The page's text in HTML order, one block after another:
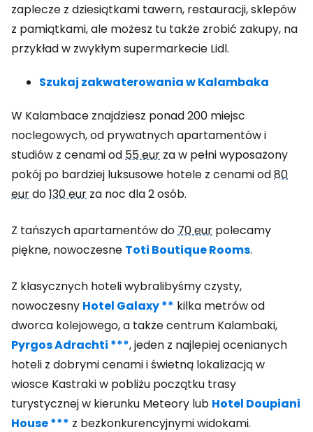
zaplecze z dziesiątkami tawern, restauracji, sklepów
z pamiątkami, ale możesz tu także zrobić zakupy, na
przykład w zwykłym supermarkecie Lidl.
Szukaj zakwaterowania w Kalambaka
W Kalambace znajdziesz ponad 200 miejsc
noclegowych, od prywatnych apartamentów i
studiów z cenami od55 eur za w pełni wyposażony
pokój po bardziej luksusowe hotele z cenami od80
eurdo130 eur za noc dla 2 osób.
Z tańszych apartamentów do70 eur polecamy
piękne, nowoczesne Toti Boutique Rooms.
Z klasycznych hoteli wybralibyśmy czysty,
nowoczesny Hotel Galaxy ** kilka metrów od
dworca kolejowego, a także centrum Kalambaki,
Pyrgos Adrachti ***, jeden z najlepiej ocenianych
hoteli z dobrymi cenami i świetną lokalizacją w
wiosce Kastraki w pobliżu początku trasy
turystycznej w kierunku Meteory lub Hotel Doupiani
House *** z bezkonkurencyjnymi widokami.